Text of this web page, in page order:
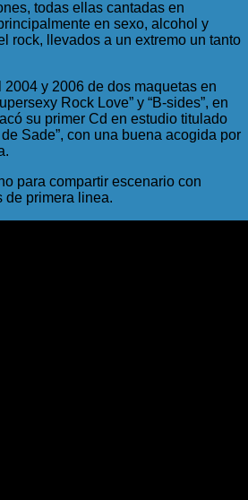
todas ellas cantadas en
en sexo, alcohol y
rock, llevados a un extremo un tanto
y 2006 de dos maquetas en
Rock Love” y “B-sides”, en
su primer Cd en estudio titulado
Sade”, con una buena acogida por
para compartir escenario con
de primera linea.